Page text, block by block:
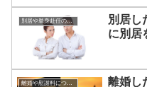
別居や単身赴任のアドバイス
別居し
に別居
離婚や慰謝料について
離婚し